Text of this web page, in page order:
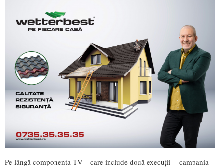
Pe lângă componenta TV – care include două execuții - campania